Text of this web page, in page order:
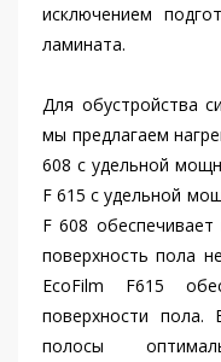
исключением
ламината.
Для обустройства
мы предлагаем
608 с удельной
F 615 с удельной
F 608
поверхность пола
EcoFilm F615
поверхности пола.
полосы